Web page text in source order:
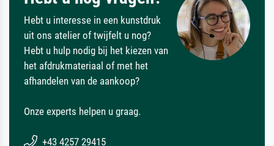
Hebt u interesse in een kunstdruk
uit ons atelier of twijfelt u nog?
Hebt u hulp nodig bij het kiezen van
het afdrukmateriaal of met het
afhandelen van de aankoop?
Onze experts helpen u graag.
+43 4257 29415